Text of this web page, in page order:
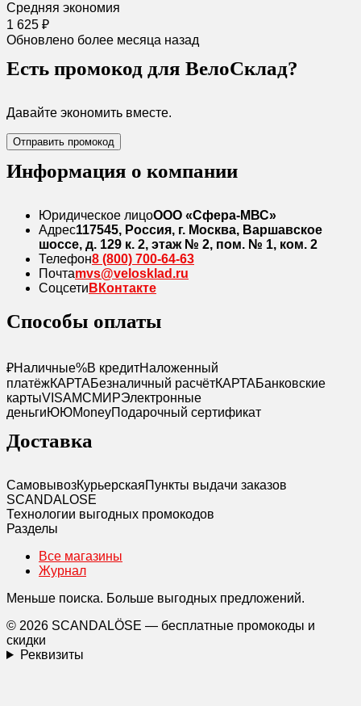
Средняя экономия
1 625 ₽
Обновлено более месяца назад
Есть промокод для ВелоСклад?
Давайте экономить вместе.
Отправить промокод
Информация о компании
Юридическое лицоООО «Сфера-МВС»
Адрес117545, Россия, г. Москва, Варшавское
шоссе, д. 129 к. 2, этаж № 2, пом. № 1, ком. 2
Телефон8 (800) 700-64-63
Почтаmvs@velosklad.ru
Соцсети ВКонтакте
Способы оплаты
₽Наличные%В кредитНаложенный
платёжКАРТАБезналичный расчётКАРТАБанковские
картыVISAMCМИРЭлектронные
деньгиЮЮMoneyПодарочный сертификат
Доставка
СамовывозКурьерскаяПункты выдачи заказов
SCANDALOSE
Технологии выгодных промокодов
Разделы
Все магазины
Журнал
Меньше поиска. Больше выгодных предложений.
© 2026 SCANDALÖSE — бесплатные промокоды и
скидки
Реквизиты